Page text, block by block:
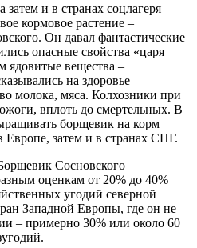
и в странах соцлагеря
кормовое растение –
Он давал фантастические
опасные свойства «царя
ядовитые вещества –
на здоровье
молока, мяса. Колхозники при
вплоть до смертельных. В
борщевик на корм
Европе, затем и в странах СНГ.
Сосновского
оценкам от 20% до 40%
угодий северной
Западной Европы, где он не
– примерно 30% или около 60